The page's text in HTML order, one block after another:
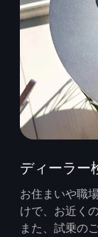
ディーラー
お住まいや職
けで、お近く
また、試乗の